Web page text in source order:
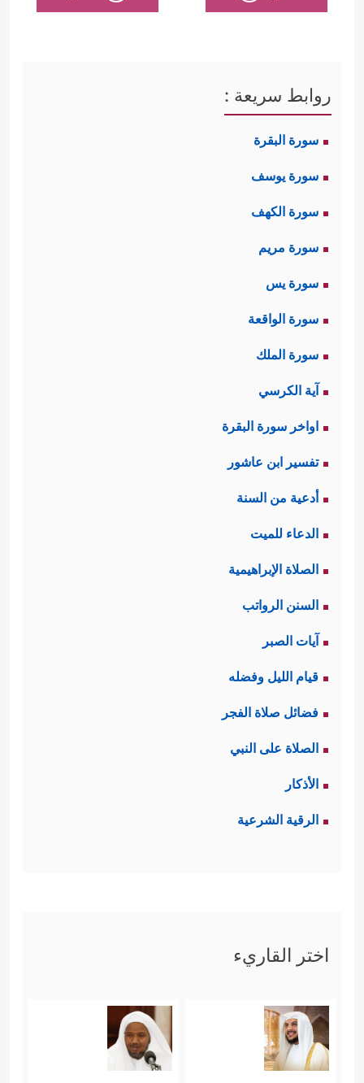
روابط سريعة :
سورة البقرة
سورة يوسف
سورة الكهف
سورة مريم
سورة يس
سورة الواقعة
سورة الملك
آية الكرسي
اواخر سورة البقرة
تفسير ابن عاشور
أدعية من السنة
الدعاء للميت
الصلاة الإبراهيمية
السنن الرواتب
آيات الصبر
قيام الليل وفضله
فضائل صلاة الفجر
الصلاة على النبي
الأذكار
الرقية الشرعية
اختر القاريء